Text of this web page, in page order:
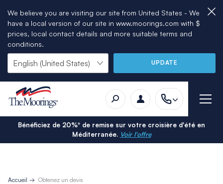
We believe you are visiting our site from United States - We
have a local version of our site in www.moorings.com with $
prices, local contact details and more suitable terms and
conditions.
UPDATE
Bénéficiez de 20%* de remise sur votre croisière d'été en
Méditerranée. Voir l'offre
Accueil Obtenez un devis